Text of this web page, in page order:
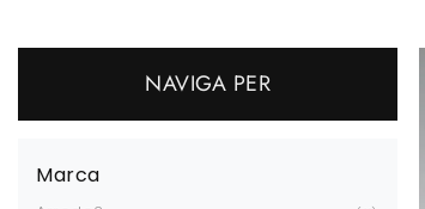
NAVIGA PER
Marca